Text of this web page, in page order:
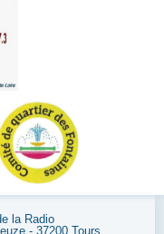
la Radio
- 37200 Tours